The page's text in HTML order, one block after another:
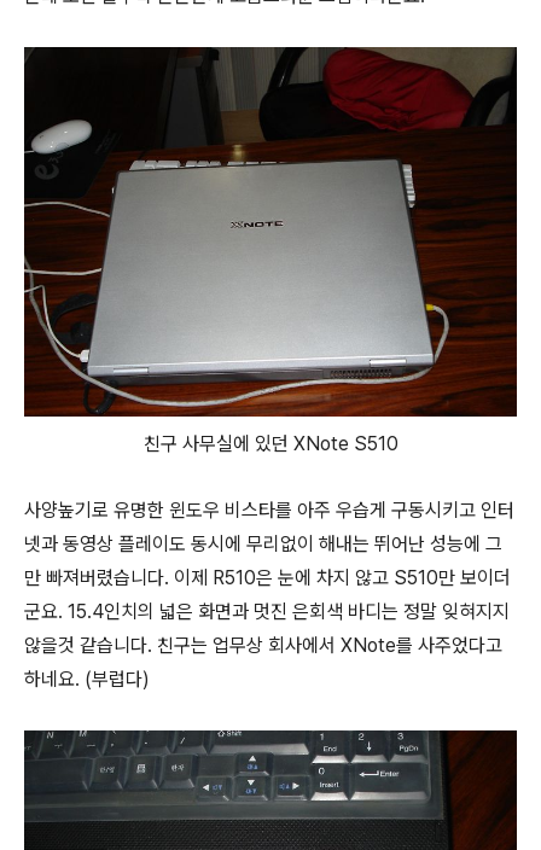
친구 사무실에 있던 XNote S510
사양높기로 유명한 윈도우 비스타를 아주 우습게 구동시키고 인터
넷과 동영상 플레이도 동시에 무리없이 해내는 뛰어난 성능에 그
만 빠져버렸습니다. 이제 R510은 눈에 차지 않고 S510만 보이더
군요. 15.4인치의 넓은 화면과 멋진 은회색 바디는 정말 잊혀지지
않을것 같습니다. 친구는 업무상 회사에서 XNote를 사주었다고
하네요. (부럽다)